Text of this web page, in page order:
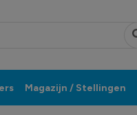
Magazijn / Stellingen